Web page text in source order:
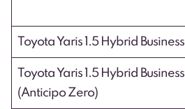
Toyota Yaris 1.5 Hybrid Business
Toyota Yaris 1.5 Hybrid Business
(Anticipo Zero)